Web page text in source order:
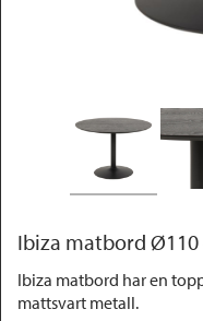
Ibiza matbord Ø110
Ibiza matbord har en
mattsvart metall.